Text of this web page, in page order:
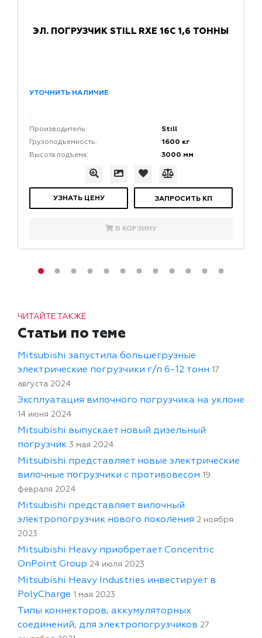
ЭЛ. ПОГРУЗЧИК STILL RXE 16C 1,6 ТОННЫ
УТОЧНИТЬ НАЛИЧИЕ
:
Производитель:
Still
Грузоподъемность: 1600 кг
Высота подъема: 3000 мм
УЗНАТЬ ЦЕНУ ЗАПРОСИТЬ КП
В КОРЗИНУ
ЧИТАЙТЕ ТАКЖЕ
Статьи по теме
Mitsubishi запустила большегрузные
электрические погрузчики г/п 6-12 тонн 17
августа 2024
Эксплуатация вилочного погрузчика на уклоне
14 июня 2024
Mitsubishi выпускает новый дизельный
погрузчик 3 мая 2024
Mitsubishi представляет новые электрические
вилочные погрузчики с противовесом 19
февраля 2024
Mitsubishi представляет вилочный
электропогрузчик нового поколения 2 ноября
2023
Mitsubishi Heavy приобретает Concentric
OnPoint Group 24 июля 2023
Mitsubishi Heavy Industries инвестирует в
PolyCharge 1 мая 2023
Типы коннекторов, аккумуляторных
соединений, для электропогрузчиков 27